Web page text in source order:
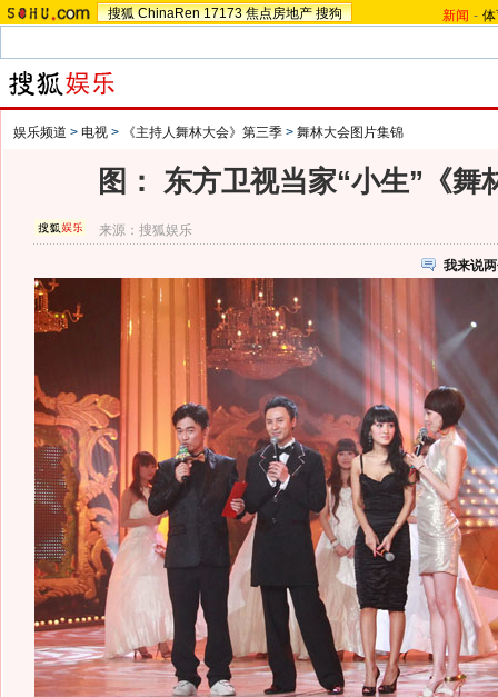
搜狐 ChinaRen 17173 焦点房地产 搜狗 新闻 -
娱乐频道 > 电视 > 《主持人舞林大会》第三季 > 舞林大会图片集锦
图： 东方卫视当家“小生”《舞
来源：搜狐娱乐
我来说